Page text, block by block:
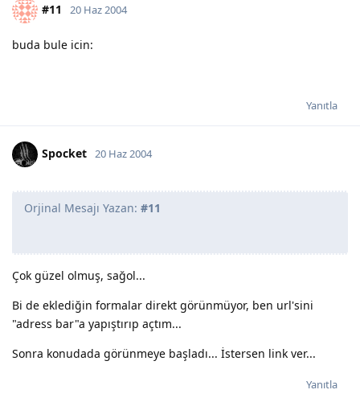
#11 20 Haz 2004
buda bule icin:
Yanıtla
Spocket 20 Haz 2004
Orjinal Mesajı Yazan: #11
Çok güzel olmuş, sağol...
Bi de eklediğin formalar direkt görünmüyor, ben url'sini
"adress bar"a yapıştırıp açtım...
Sonra konudada görünmeye başladı... İstersen link ver...
Yanıtla